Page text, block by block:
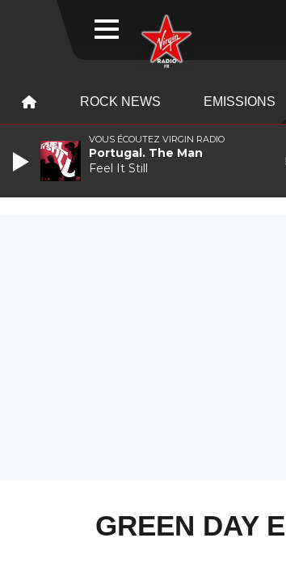
ROCK NEWS EMISSIONS
GREEN DAY
VOUS ÉCOUTEZ VIRGIN RADIO
Portugal. The Man
Feel It Still
WEBRADIO